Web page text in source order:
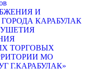
И
КАРАБУЛАК
ТОРГОВЫХ
МО
Г.КАРАБУЛАК»